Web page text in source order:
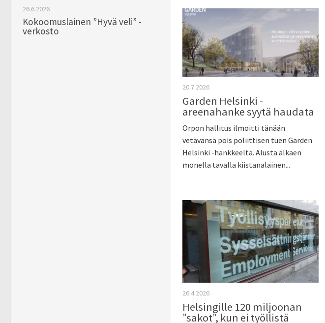
20.7.2026
Garden Helsinki -
areenahanke syytä haudata
Orpon hallitus ilmoitti tänään
vetävänsä pois poliittisen tuen Garden
Helsinki -hankkeelta. Alusta alkaen
monella tavalla kiistanalainen...
26.4.2026
Helsingille 120 miljoonan
”sakot”, kun ei työllistä
26.6.2026
Kokoomuslainen ”Hyvä veli” -
verkosto